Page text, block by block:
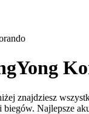
znajdziesz
Najlepsze